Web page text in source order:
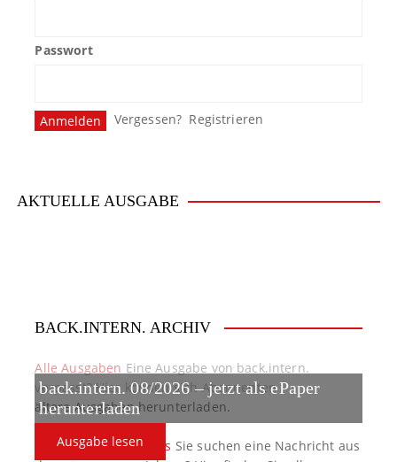
Passwort
Vergessen? Registrieren
AKTUELLE AUSGABE
back.intern. 08/2026 – jetzt als ePaper
herunterladen
Ausgabe lesen
BACK.INTERN. ARCHIV
Alle Ausgaben Eine Ausgabe von back.intern.
verpasst? Hier können sich Abonnenten
ältere Ausgaben herunterladen.
back.intern. Top-News Sie suchen eine Nachricht aus